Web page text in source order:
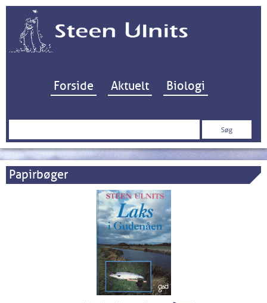
Hop til indhold
Forside Aktuelt Biologi
Søg
Papirbøger